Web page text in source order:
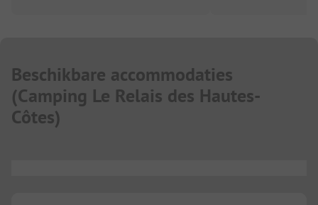
Beschikbare accommodaties
(Camping Le Relais des Hautes-
Côtes)